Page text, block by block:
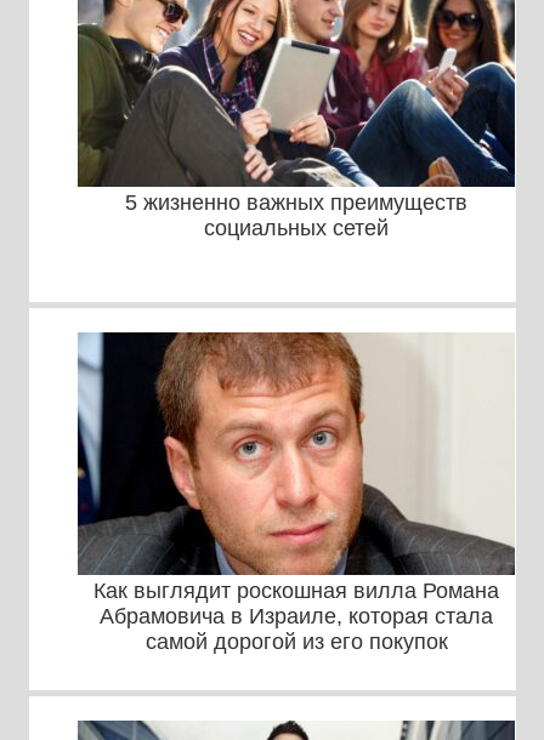
5 жизненно важных преимуществ
социальных сетей
Как выглядит роскошная вилла Романа
Абрамовича в Израиле, которая стала
самой дорогой из его покупок